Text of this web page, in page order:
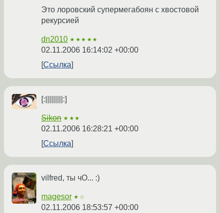
Это лоровский супермегабоян с хвостовой
рекурсией
dn2010 ★★★★★
02.11.2006 16:14:02 +00:00
Ссылка
[:|||||||||:]
Sikon ★★★
02.11.2006 16:28:21 +00:00
Ссылка
vilfred, ты чО... :)
magesor ★☆
02.11.2006 18:53:57 +00:00